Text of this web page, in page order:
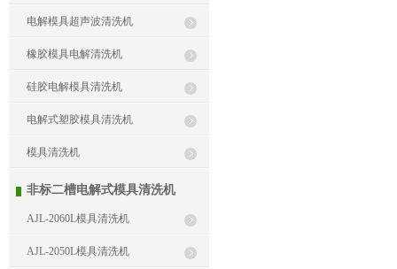
电解模具超声波清洗机
橡胶模具电解清洗机
硅胶电解模具清洗机
电解式塑胶模具清洗机
模具清洗机
非标二槽电解式模具清洗机
AJL-2060L模具清洗机
AJL-2050L模具清洗机